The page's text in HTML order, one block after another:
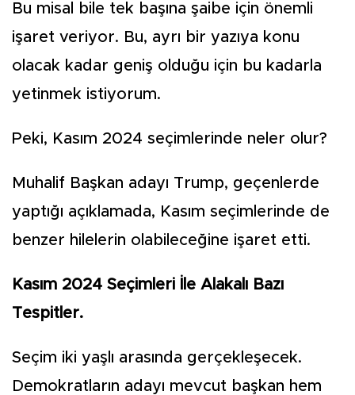
Bu misal bile tek başına şaibe için önemli
işaret veriyor. Bu, ayrı bir yazıya konu
olacak kadar geniş olduğu için bu kadarla
yetinmek istiyorum.
Peki, Kasım 2024 seçimlerinde neler olur?
Muhalif Başkan adayı Trump, geçenlerde
yaptığı açıklamada, Kasım seçimlerinde de
benzer hilelerin olabileceğine işaret etti.
Kasım 2024 Seçimleri İle Alakalı Bazı
Tespitler.
Seçim iki yaşlı arasında gerçekleşecek.
Demokratların adayı mevcut başkan hem